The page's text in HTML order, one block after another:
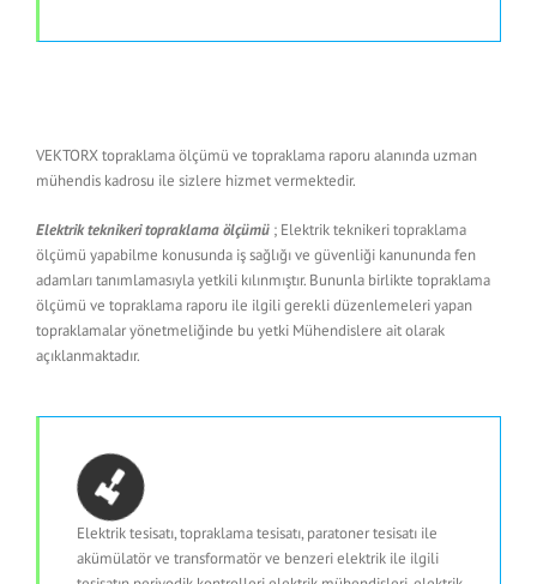
VEKTORX topraklama ölçümü ve topraklama raporu alanında uzman
mühendis kadrosu ile sizlere hizmet vermektedir.
Elektrik teknikeri topraklama ölçümü ; Elektrik teknikeri topraklama
ölçümü yapabilme konusunda iş sağlığı ve güvenliği kanununda fen
adamları tanımlamasıyla yetkili kılınmıştır. Bununla birlikte topraklama
ölçümü ve topraklama raporu ile ilgili gerekli düzenlemeleri yapan
topraklamalar yönetmeliğinde bu yetki Mühendislere ait olarak
açıklanmaktadır.
Elektrik tesisatı, topraklama tesisatı, paratoner tesisatı ile
akümülatör ve transformatör ve benzeri elektrik ile ilgili